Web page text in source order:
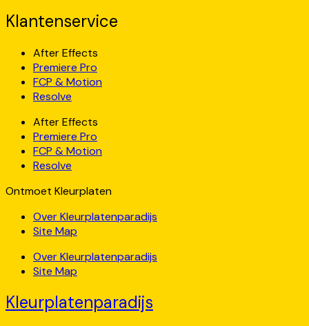
Klantenservice
After Effects
Premiere Pro
FCP & Motion
Resolve
After Effects
Premiere Pro
FCP & Motion
Resolve
Ontmoet Kleurplaten
Over Kleurplatenparadijs
Site Map
Over Kleurplatenparadijs
Site Map
Kleurplatenparadijs